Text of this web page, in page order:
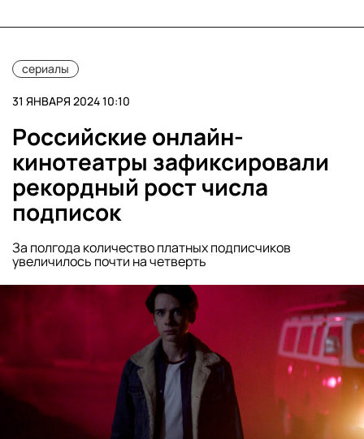
сериалы
31 ЯНВАРЯ 2024 10:10
Российские онлайн-
кинотеатры зафиксировали
рекордный рост числа
подписок
За полгода количество платных подписчиков
увеличилось почти на четверть